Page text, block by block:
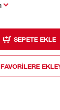
SEPETE EKLE
FAVORILERE